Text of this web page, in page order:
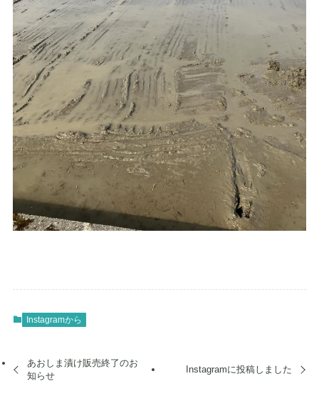
Instagramから
あおしま漬け販売終了のお
知らせ
Instagramに投稿しました